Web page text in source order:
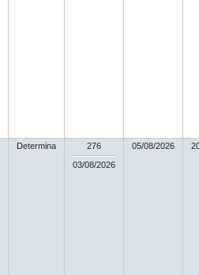
Determina
276
03/08/2026
05/08/2026